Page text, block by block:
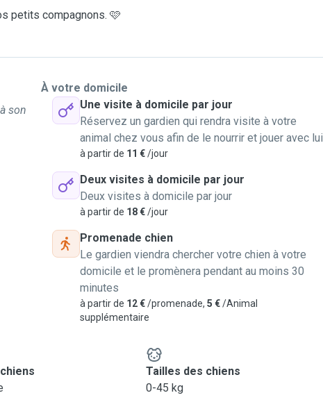
petits compagnons. 🩷
son
À votre domicile
Une visite à domicile par jour
Réservez un gardien qui rendra visite à votre
animal chez vous afin de le nourrir et jouer avec lui
à partir de 11 €/jour
Deux visites à domicile par jour
Deux visites à domicile par jour
à partir de 18 €/jour
Promenade chien
Le gardien viendra chercher votre chien à votre
domicile et le promènera pendant au moins 30
minutes
à partir de 12 €/promenade, 5 €/Animal
supplémentaire
Tailles des chiens
0-45 kg